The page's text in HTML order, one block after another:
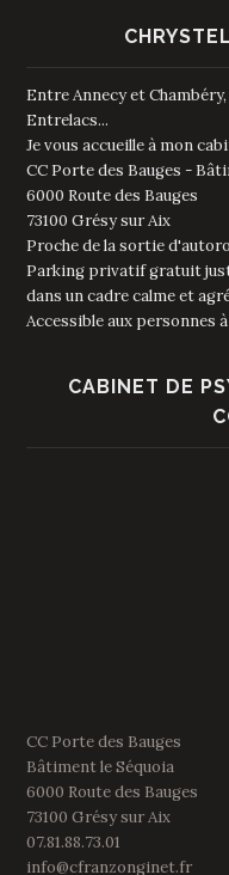
Entre Annecy et
Entrelacs...
Je vous accueille à mon
CC Porte des Bauges -
6000 Route des Bauges
73100 Grésy sur Aix
Proche de la sortie
Parking privatif gratuit
dans un cadre calme et
Accessible aux personnes
CABINET DE
CC Porte des Bauges
Bâtiment le Séquoia
6000 Route des Bauges
73100 Grésy sur Aix
07.81.88.73.01
info@cfranzonginet.fr